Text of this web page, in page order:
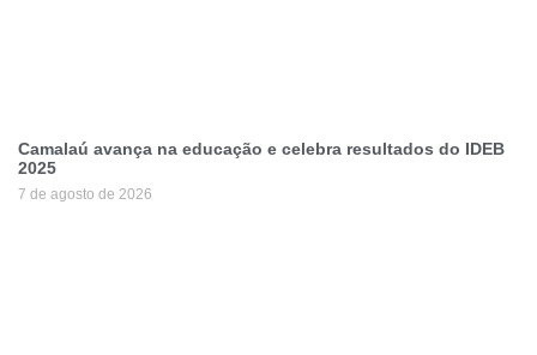
Camalaú avança na educação e celebra resultados do IDEB
2025
7 de agosto de 2026